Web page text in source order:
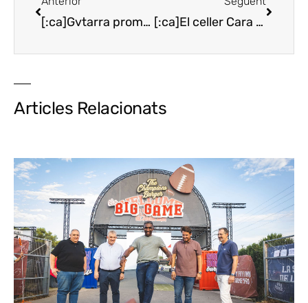
[:ca]Gvtarra promociona la Festa de la Verdura de Tudela[:es]Gvtarra promociona la Fiesta de la Verdura de Tudela[:] [:ca]El celler Cara Nord presenta el nou Trepat Rosat 2017[:es]La bodega Cara Nord presenta el nuevo Trepat Rosat 2017[:]
Articles Relacionats